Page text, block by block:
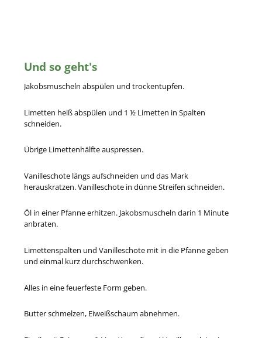
Und so geht's
Jakobsmuscheln abspülen und trockentupfen.
Limetten heiß abspülen und 1 ½ Limetten in Spalten
schneiden.
Übrige Limettenhälfte auspressen.
Vanilleschote längs aufschneiden und das Mark
herauskratzen. Vanilleschote in dünne Streifen schneiden.
Öl in einer Pfanne erhitzen. Jakobsmuscheln darin 1 Minute
anbraten.
Limettenspalten und Vanilleschote mit in die Pfanne geben
und einmal kurz durchschwenken.
Alles in eine feuerfeste Form geben.
Butter schmelzen, Eiweißschaum abnehmen.